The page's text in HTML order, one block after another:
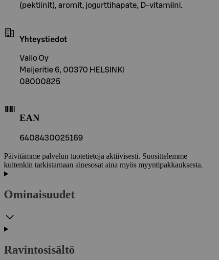
(pektiinit), aromit, jogurttihapate, D-vitamiini.
Yhteystiedot
Valio Oy
Meijeritie 6, 00370 HELSINKI
08000825
EAN
6408430025169
Päivitämme palvelun tuotetietoja aktiivisesti. Suosittelemme
kuitenkin tarkistamaan ainesosat aina myös myyntipakkauksesta.
Ominaisuudet
Ravintosisältö